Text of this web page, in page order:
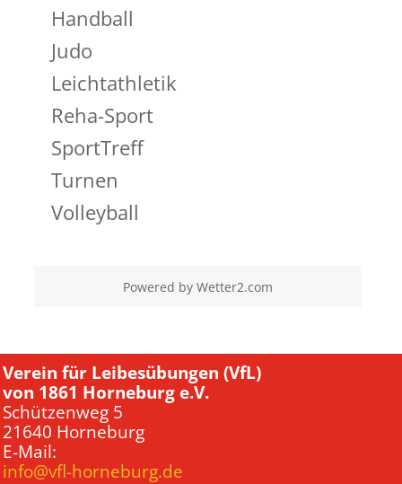
Handball
Judo
Leichtathletik
Reha-Sport
SportTreff
Turnen
Volleyball
Powered by Wetter2.com
Verein für Leibesübungen (VfL)
von 1861 Horneburg e.V.
Schützenweg 5
21640 Horneburg
E-Mail:
info@vfl-horneburg.de